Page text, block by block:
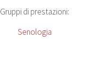
Gruppi di prestazioni:
Senologia